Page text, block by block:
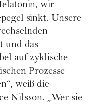
wir
sinkt. Unsere
und das
auf zyklische
Prozesse
weiß die
Nilsson. „Wer sie